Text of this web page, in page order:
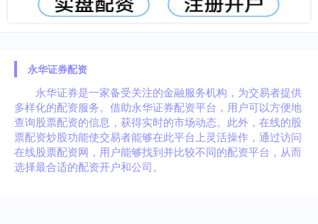
永华证券配资
永华证券是一家备受关注的金融服务机构，为交易者提供
多样化的配资服务。借助永华证券配资平台，用户可以方便地
查询股票配资的信息，获得实时的市场动态。此外，在线的股
票配资炒股功能使交易者能够在此平台上灵活操作，通过访问
在线股票配资网，用户能够找到并比较不同的配资平台，从而
选择最合适的配资开户和公司。